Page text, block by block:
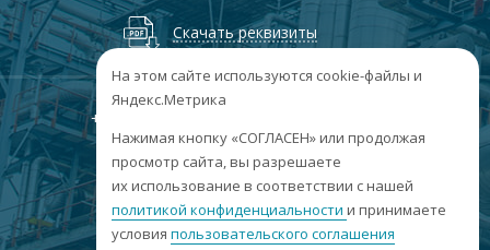
Скачать реквизиты
+7
г. Барнаул, пр. Ленина, 158А, Н1/204
пн-пт: 09:00-17:00
сб-вс: выходные
На этом сайте используются cookie-файлы и
Яндекс.Метрика
Нажимая кнопку «СОГЛАСЕН» или продолжая
просмотр сайта, вы разрешаете
их использование в соответствии с нашей
политикой конфиденциальности и принимаете
условия пользовательского соглашения